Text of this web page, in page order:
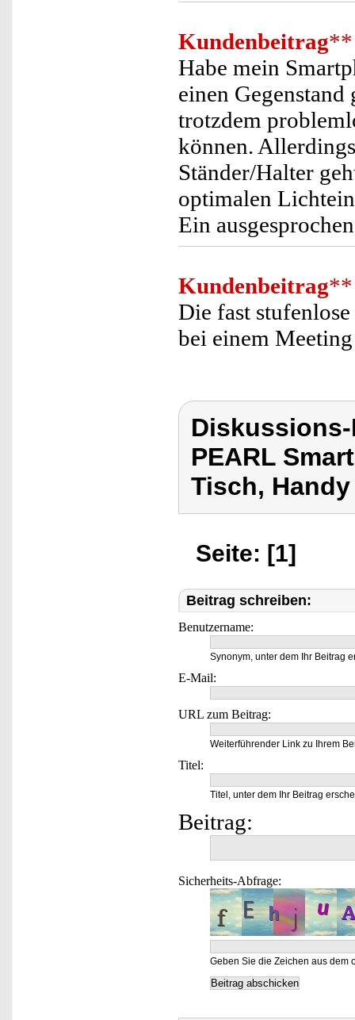
Kundenbeitrag**
Habe mein
einen
trotzdem
können.
Ständer/Halter
optimalen
Ein
Kundenbeitrag**
Die fast
bei einem
PEARL
Tisch,
Seite: [1]
Beitrag schreiben:
Benutzername:
Synonym, unter dem Ihr Beitrag
E-Mail:
URL zum Beitrag:
Weiterführender Link zu Ihrem
Titel:
Titel, unter dem Ihr Beitrag
Beitrag:
Sicherheits-Abfrage:
Geben Sie die Zeichen aus dem